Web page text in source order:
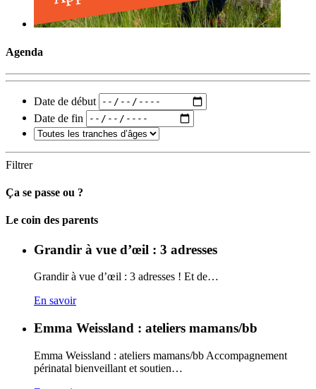
Agenda
Date de début
Date de fin
Filtrer
Ça se passe ou ?
Carto
Le coin des parents
Grandir à vue d’œil : 3 adresses
Grandir à vue d’œil : 3 adresses ! Et de…
En savoir
Emma Weissland : ateliers mamans/bb
Emma Weissland : ateliers mamans/bb Accompagnement
périnatal bienveillant et soutien…